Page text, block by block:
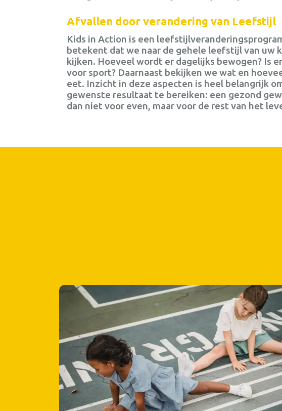
Afvallen door verandering van Leefstijl
Kids in Action is een
betekent dat we naar de gehele leefstijl van uw
kijken. Hoeveel wordt er dagelijks bewogen? Is
voor sport? Daarnaast bekijken we wat en
eet. Inzicht in deze aspecten is heel belangrijk
gewenste resultaat te bereiken: een gezond
dan niet voor even, maar voor de rest van het